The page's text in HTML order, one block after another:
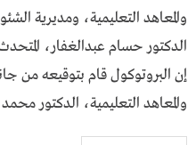
والمعاهد التعليمية، ومديرية
الدكتور حسام عبدالغفار،
إن البروتوكول قام بتوقيعه من
والمعاهد التعليمية، الدكتور